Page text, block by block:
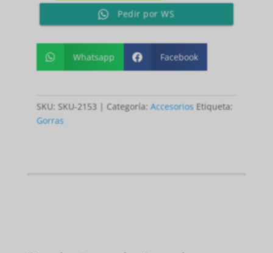
VERDE
Pedir por WS
 Whatsapp  Facebook
SKU: SKU-2153 Categoría: Accesorios Etiqueta:
Gorras